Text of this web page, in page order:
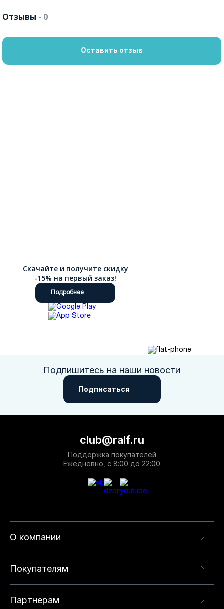
Отзывы - 0
Оставить отзыв
Скачайте и получите скидку
-15% на первый заказ!
Подробнее
Подпишитесь на наши новости
Подписаться
О компании
Покупателям
Партнерам
club@ralf.ru
Поддержка покупателей
Ежедневно, с 8:00 до 22:00